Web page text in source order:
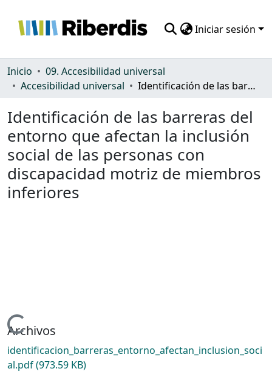
Iniciar sesión
Comunidades
Estadísticas
Inicio
09. Accesibilidad universal
Accesibilidad universal
Identificación de las barreras del entorno que afectan la inclusión social de las personas con discapacidad motriz de miembros inferiores
Identificación de las barreras del
entorno que afectan la inclusión
social de las personas con
discapacidad motriz de miembros
inferiores
Cargando...
Archivos
identificacion_barreras_entorno_afectan_inclusion_soci
al.pdf(973.59 KB)